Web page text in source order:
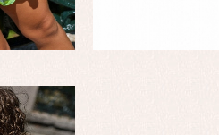
de bautizo
y ranitas